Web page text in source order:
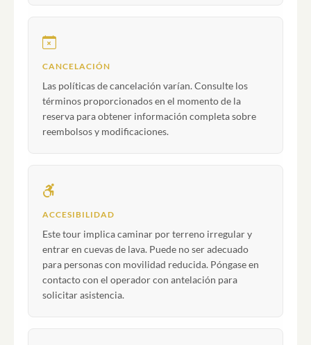
CANCELACIÓN
Las políticas de cancelación varían. Consulte los
términos proporcionados en el momento de la
reserva para obtener información completa sobre
reembolsos y modificaciones.
ACCESIBILIDAD
Este tour implica caminar por terreno irregular y
entrar en cuevas de lava. Puede no ser adecuado
para personas con movilidad reducida. Póngase en
contacto con el operador con antelación para
solicitar asistencia.